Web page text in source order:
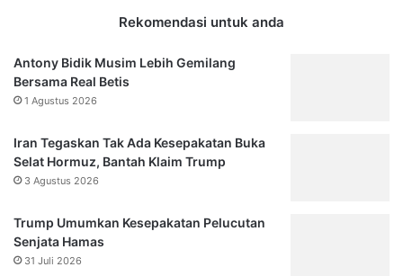
Rekomendasi untuk anda
Antony Bidik Musim Lebih Gemilang
Bersama Real Betis
1 Agustus 2026
Iran Tegaskan Tak Ada Kesepakatan Buka
Selat Hormuz, Bantah Klaim Trump
3 Agustus 2026
Trump Umumkan Kesepakatan Pelucutan
Senjata Hamas
31 Juli 2026